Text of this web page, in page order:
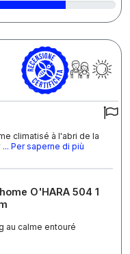
climatisé à l'abri de la
... Per saperne di più
O'HARA 504 1
au calme entouré